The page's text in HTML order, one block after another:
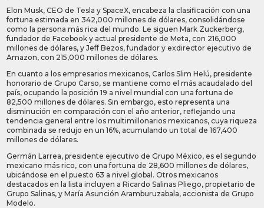
Elon Musk, CEO de Tesla y SpaceX, encabeza la clasificación con una
fortuna estimada en 342,000 millones de dólares, consolidándose
como la persona más rica del mundo. Le siguen Mark Zuckerberg,
fundador de Facebook y actual presidente de Meta, con 216,000
millones de dólares, y Jeff Bezos, fundador y exdirector ejecutivo de
Amazon, con 215,000 millones de dólares.
En cuanto a los empresarios mexicanos, Carlos Slim Helú, presidente
honorario de Grupo Carso, se mantiene como el más acaudalado del
país, ocupando la posición 19 a nivel mundial con una fortuna de
82,500 millones de dólares. Sin embargo, esto representa una
disminución en comparación con el año anterior, reflejando una
tendencia general entre los multimillonarios mexicanos, cuya riqueza
combinada se redujo en un 16%, acumulando un total de 167,400
millones de dólares.
Germán Larrea, presidente ejecutivo de Grupo México, es el segundo
mexicano más rico, con una fortuna de 28,600 millones de dólares,
ubicándose en el puesto 63 a nivel global. Otros mexicanos
destacados en la lista incluyen a Ricardo Salinas Pliego, propietario de
Grupo Salinas, y María Asunción Aramburuzabala, accionista de Grupo
Modelo.